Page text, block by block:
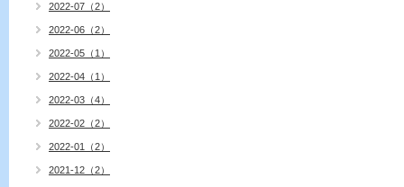
2022-07（2）
2022-06（2）
2022-05（1）
2022-04（1）
2022-03（4）
2022-02（2）
2022-01（2）
2021-12（2）